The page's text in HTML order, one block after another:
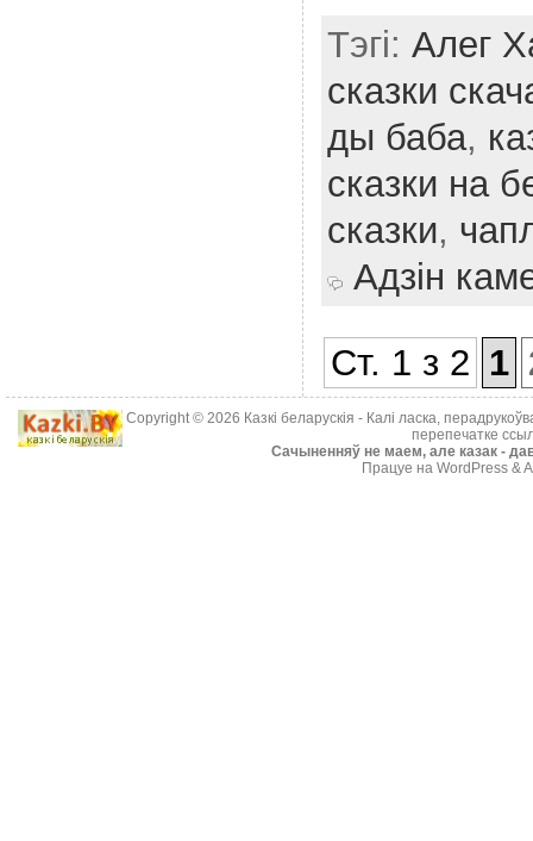
Тэгі: Алег
сказки
ды баба,
сказки на
сказки,
Адзін
Ст. 1 з 2 1
Copyright © 2026 Казкі беларускія - Калі ласка,
перепечатке
Cачыненняў не маем, але казак -
Працуе на WordPress &